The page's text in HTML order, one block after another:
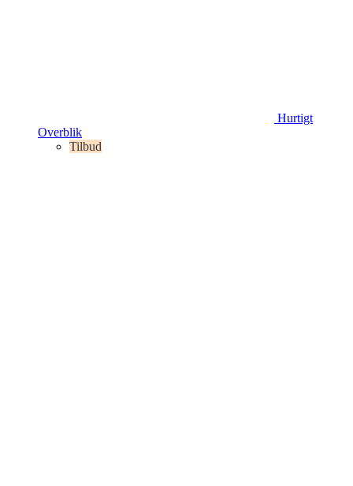
Hurtigt
Overblik
Tilbud